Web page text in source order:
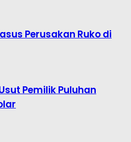
Perusakan Ruko di
Pemilik Puluhan